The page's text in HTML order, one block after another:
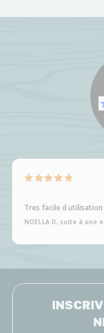
Tres facile d utilisation
NOELLA D, suite à une